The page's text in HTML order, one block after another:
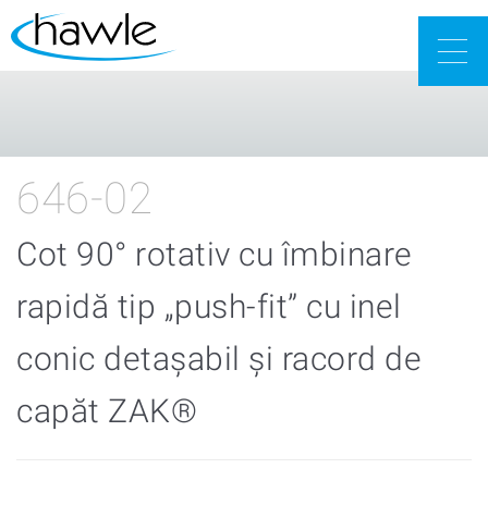
646-02
Cot 90° rotativ cu îmbinare
rapidă tip „push-fit” cu inel
conic detaşabil şi racord de
capăt ZAK®